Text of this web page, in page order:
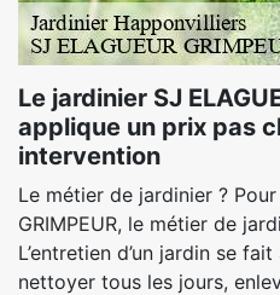
Le jardinier SJ
applique un prix pas
intervention
Le métier de jardinier ?
GRIMPEUR, le métier de
L’entretien d’un jardin se
nettoyer tous les jours,